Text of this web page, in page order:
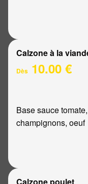
Calzone à la
Dès 10.00 €
Base sauce
champignons, oeuf
Calzone poulet